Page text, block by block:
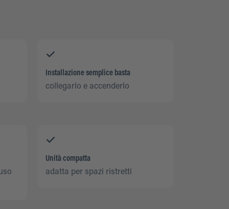
Installazione semplice basta
collegarlo e accenderlo
Unità compatta
adatta per spazi ristretti